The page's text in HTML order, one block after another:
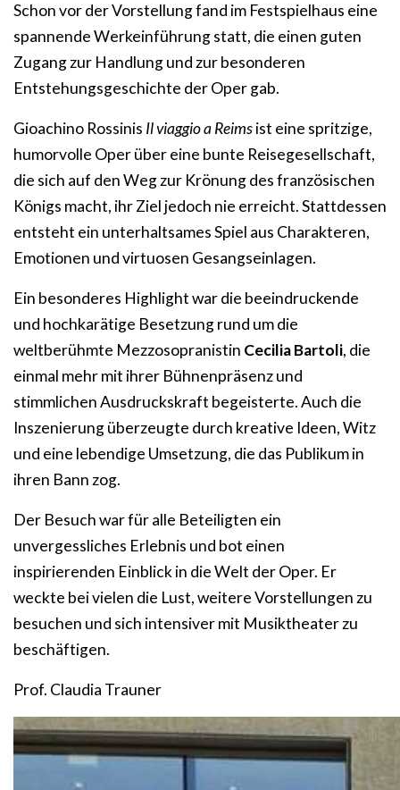
Schon vor der Vorstellung fand im Festspielhaus eine
spannende Werkeinführung statt, die einen guten
Zugang zur Handlung und zur besonderen
Entstehungsgeschichte der Oper gab.
Gioachino Rossinis Il viaggio a Reimsist eine spritzige,
humorvolle Oper über eine bunte Reisegesellschaft,
die sich auf den Weg zur Krönung des französischen
Königs macht, ihr Ziel jedoch nie erreicht. Stattdessen
entsteht ein unterhaltsames Spiel aus Charakteren,
Emotionen und virtuosen Gesangseinlagen.
Ein besonderes Highlight war die beeindruckende
und hochkarätige Besetzung rund um die
weltberühmte Mezzosopranistin Cecilia Bartoli, die
einmal mehr mit ihrer Bühnenpräsenz und
stimmlichen Ausdruckskraft begeisterte. Auch die
Inszenierung überzeugte durch kreative Ideen, Witz
und eine lebendige Umsetzung, die das Publikum in
ihren Bann zog.
Der Besuch war für alle Beteiligten ein
unvergessliches Erlebnis und bot einen
inspirierenden Einblick in die Welt der Oper. Er
weckte bei vielen die Lust, weitere Vorstellungen zu
besuchen und sich intensiver mit Musiktheater zu
beschäftigen.
Prof. Claudia Trauner